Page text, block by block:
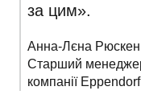
за цим».
Анна-Лєна Рюскен
Старший
компанії Eppendorf